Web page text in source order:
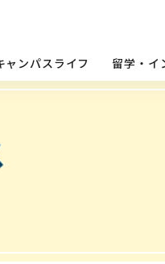
ャンパスライフ 留学・イ